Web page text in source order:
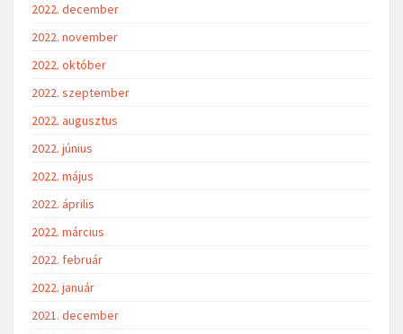
2022. december
2022. november
2022. október
2022. szeptember
2022. augusztus
2022. június
2022. május
2022. április
2022. március
2022. február
2022. január
2021. december